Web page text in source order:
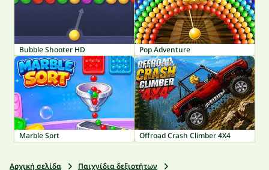
Bubble Shooter HD Pop Adventure
Marble Sort Offroad Crash Climber 4X4
Αρχική σελίδα Παιχνίδια δεξιοτήτων